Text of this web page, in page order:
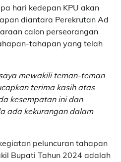
hari kedepan KPU akan
diantara Perekrutan Ad
calon perseorangan
tahapan yang telah
mewakili teman-teman
terima kasih atas
kesempatan ini dan
ada kekurangan dalam
peluncuran tahapan
Bupati Tahun 2024 adalah